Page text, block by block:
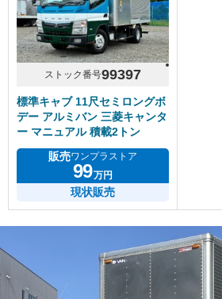
ストック番号99397
標準キャブ 11尺セミロングボ
デー アルミバン 三菱キャンタ
ー マニュアル 積載2トン
販売ワンプラストア
99万円
現状販売